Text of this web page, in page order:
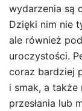
wydarzenia są
Dzięki nim nie
ale również
uroczystości.
coraz bardziej
i smak, a
przesłania lub